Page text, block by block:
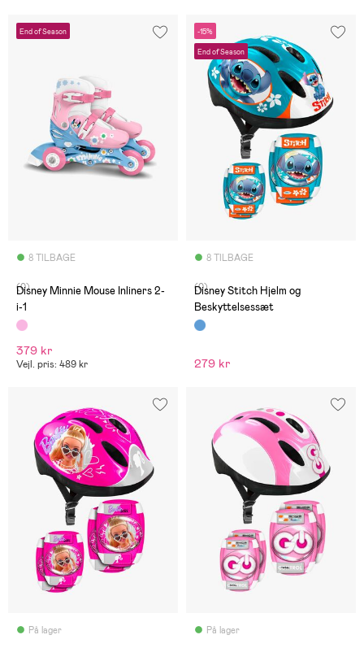
End of Season
8 TILBAGE
(0)
Disney Minnie Mouse Inliners 2-
i-1
379 kr
Vejl. pris: 489 kr
-15%
End of Season
8 TILBAGE
(0)
Disney Stitch Hjelm og
Beskyttelsessæt
279 kr
På lager På lager